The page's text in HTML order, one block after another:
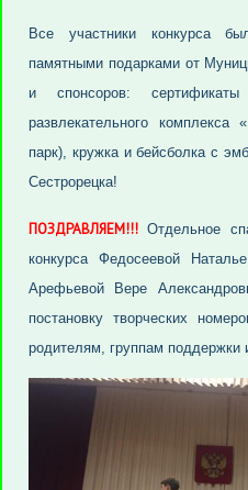
Все участники конкурса
памятными подарками от
и спонсоров:
развлекательного комплекса
парк), кружка и бейсболка с
Сестрорецка!
ПОЗДРАВЛЯЕМ!!! Отдельное
конкурса Федосеевой
Арефьевой Вере
постановку творческих
родителям, группам